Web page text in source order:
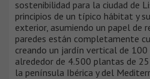
sostenibilidad para la ciudad de
principios de un típico hábitat y
exterior, asumiendo un papel de
paredes están completamente
creando un jardín vertical de
alrededor de 4.500 plantas de
la península Ibérica y del